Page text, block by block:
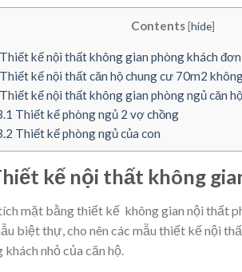
Contents [hide]
kế nội thất không gian phòng khách
kế nội thất căn hộ chung cư 70m2
kế nội thất không gian phòng ngủ căn
Thiết kế phòng ngủ 2 vợ chồng
Thiết kế phòng ngủ của con
kế nội thất không
mặt bằng thiết kế không gian nội thất
biệt thự, cho nên các mẫu thiết kế nội
khách nhỏ của căn hộ.